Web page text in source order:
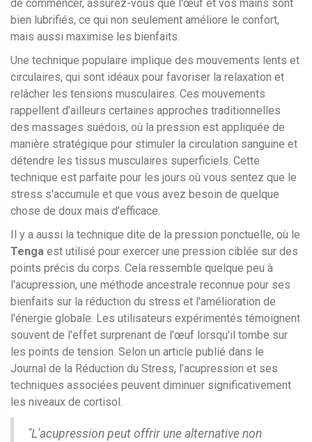
de commencer, assurez-vous que l'œuf et vos mains sont
bien lubrifiés, ce qui non seulement améliore le confort,
mais aussi maximise les bienfaits.
Une technique populaire implique des mouvements lents et
circulaires, qui sont idéaux pour favoriser la relaxation et
relâcher les tensions musculaires. Ces mouvements
rappellent d’ailleurs certaines approches traditionnelles
des massages suédois, où la pression est appliquée de
manière stratégique pour stimuler la circulation sanguine et
détendre les tissus musculaires superficiels. Cette
technique est parfaite pour les jours où vous sentez que le
stress s'accumule et que vous avez besoin de quelque
chose de doux mais d’efficace.
Il y a aussi la technique dite de la pression ponctuelle, où le
Tenga est utilisé pour exercer une pression ciblée sur des
points précis du corps. Cela ressemble quelque peu à
l'acupression, une méthode ancestrale reconnue pour ses
bienfaits sur la réduction du stress et l'amélioration de
l'énergie globale. Les utilisateurs expérimentés témoignent
souvent de l'effet surprenant de l'œuf lorsqu'il tombe sur
les points de tension. Selon un article publié dans le
Journal de la Réduction du Stress, l’acupression et ses
techniques associées peuvent diminuer significativement
les niveaux de cortisol.
"L'acupression peut offrir une alternative non